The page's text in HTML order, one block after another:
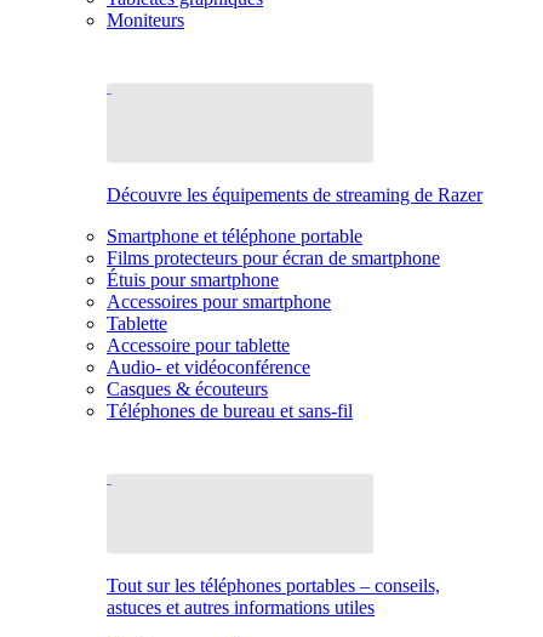
Moniteurs
Découvre les équipements de streaming de Razer
Smartphone et téléphone portable
Films protecteurs pour écran de smartphone
Étuis pour smartphone
Accessoires pour smartphone
Tablette
Accessoire pour tablette
Audio- et vidéoconférence
Casques & écouteurs
Téléphones de bureau et sans-fil
Tout sur les téléphones portables – conseils,
astuces et autres informations utiles